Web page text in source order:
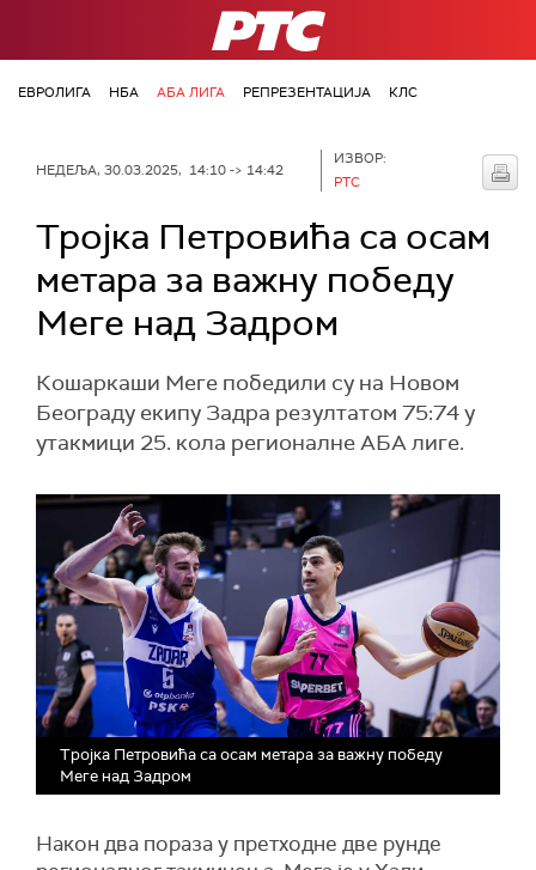
РТС
ЕВРОЛИГА НБА АБА ЛИГА РЕПРЕЗЕНТАЦИЈА КЛС
НЕДЕЉА, 30.03.2025, 14:10 -> 14:42
ИЗВОР:
РТС
Тројка Петровића са осам
метара за важну победу
Меге над Задром
Кошаркаши Меге победили су на Новом
Београду екипу Задра резултатом 75:74 у
утакмици 25. кола регионалне АБА лиге.
Тројка Петровића са осам метара за важну победу
Меге над Задром
Након два пораза у претходне две рунде